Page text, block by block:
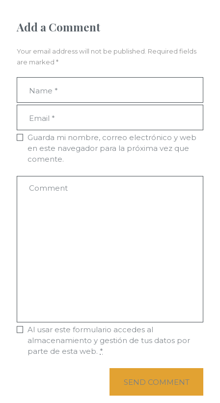
Add a Comment
Your email address will not be published. Required fields
are marked *
Guarda mi nombre, correo electrónico y web
en este navegador para la próxima vez que
comente.
Al usar este formulario accedes al
almacenamiento y gestión de tus datos por
parte de esta web. *